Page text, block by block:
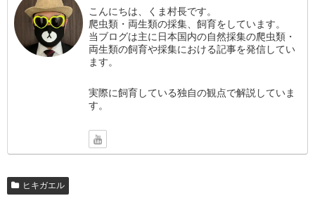
こんにちは、くま村長です。
爬虫類・両生類の採集、飼育をしています。
当ブログは主に日本国内の自然採集の爬虫類・
両生類の飼育や採集における記事を発信してい
ます。
実際に飼育している独自の観点で解説していま
す。
ヒキガエル